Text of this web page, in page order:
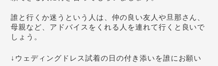
誰と行くか迷うという人は、仲の良い友人や旦那さん、
母親など、アドバイスをくれる人を連れて行くと良いで
しょう。
↓ウェディングドレス試着の日の付き添いを誰にお願い